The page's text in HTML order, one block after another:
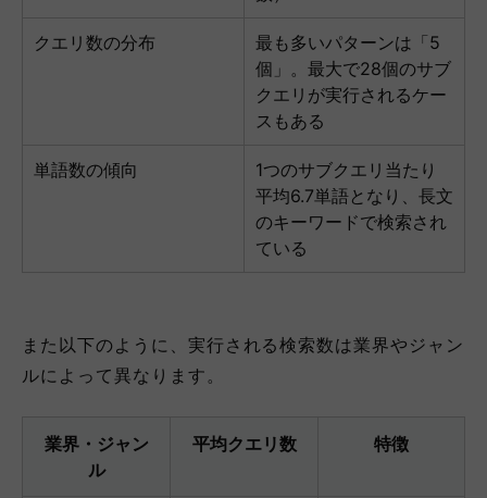
クエリ数の分布
最も多いパターンは「5
個」。最大で28個のサブ
クエリが実行されるケー
スもある
単語数の傾向
1つのサブクエリ当たり
平均6.7単語となり、長文
のキーワードで検索され
ている
また以下のように、実行される検索数は業界やジャン
ルによって異なります。
業界・ジャン
ル
平均クエリ数 特徴